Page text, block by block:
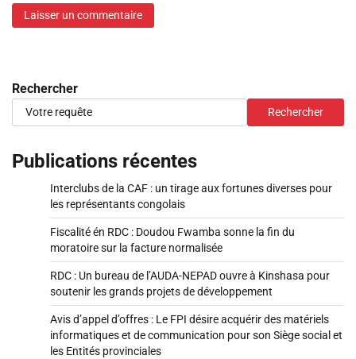
Rechercher
Rechercher
Publications récentes
Interclubs de la CAF : un tirage aux fortunes diverses pour
les représentants congolais
Fiscalité én RDC : Doudou Fwamba sonne la fin du
moratoire sur la facture normalisée
RDC : Un bureau de l’AUDA-NEPAD ouvre à Kinshasa pour
soutenir les grands projets de développement
Avis d’appel d’offres : Le FPI désire acquérir des matériels
informatiques et de communication pour son Siège social et
les Entités provinciales